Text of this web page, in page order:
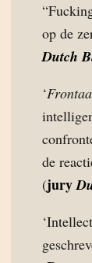
op de
Dutch
‘
de
(jury